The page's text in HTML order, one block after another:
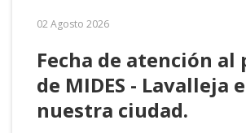
02 Agosto 2026
Fecha de atención al
de MIDES - Lavalleja
nuestra ciudad.